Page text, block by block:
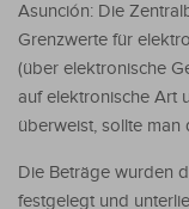
Asunción: Die
Grenzwerte für
(über elektronische
auf elektronische Art
überweist, sollte man
Die Beträge wurden
festgelegt und